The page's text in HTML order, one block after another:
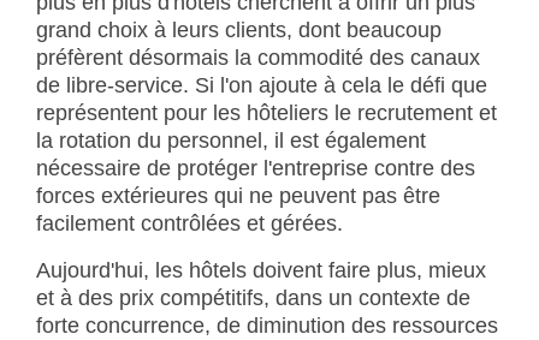
grand choix à leurs clients, dont beaucoup
préfèrent désormais la commodité des canaux
de libre-service. Si l'on ajoute à cela le défi que
représentent pour les hôteliers le recrutement et
la rotation du personnel, il est également
nécessaire de protéger l'entreprise contre des
forces extérieures qui ne peuvent pas être
facilement contrôlées et gérées.
Aujourd'hui, les hôtels doivent faire plus, mieux
et à des prix compétitifs, dans un contexte de
forte concurrence, de diminution des ressources